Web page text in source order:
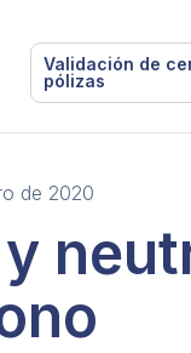
Validación de
pólizas
de 2020